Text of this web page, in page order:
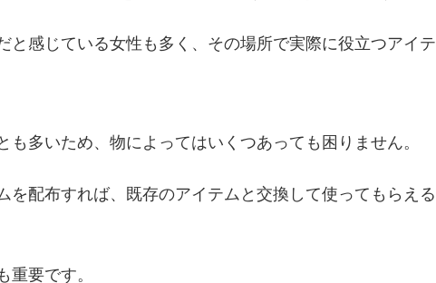
と感じている女性も多く、その場所で実際に役立つアイテ
多いため、物によってはいくつあっても困りません。
を配布すれば、既存のアイテムと交換して使ってもらえる
重要です。